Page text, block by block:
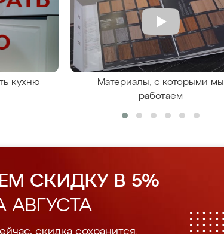
кухню
Материалы, с которыми мы
работаем
СКИДКУ В 5%
скидка сохранится.